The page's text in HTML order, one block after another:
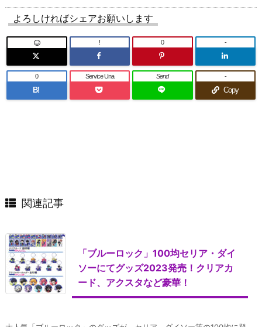
よろしければシェアお願いします
! 0 -
B!
0 Service Una Send
Copy
-
関連記事
「ブルーロック」100均セリア・ダイ
ソーにてグッズ2023発売！クリアカ
ード、アクスタなど豪華！